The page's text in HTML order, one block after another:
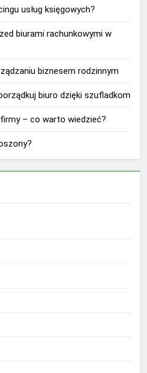
usług księgowych?
biurami rachunkowymi w
biznesem rodzinnym
biuro dzięki szufladkom
– co warto wiedzieć?